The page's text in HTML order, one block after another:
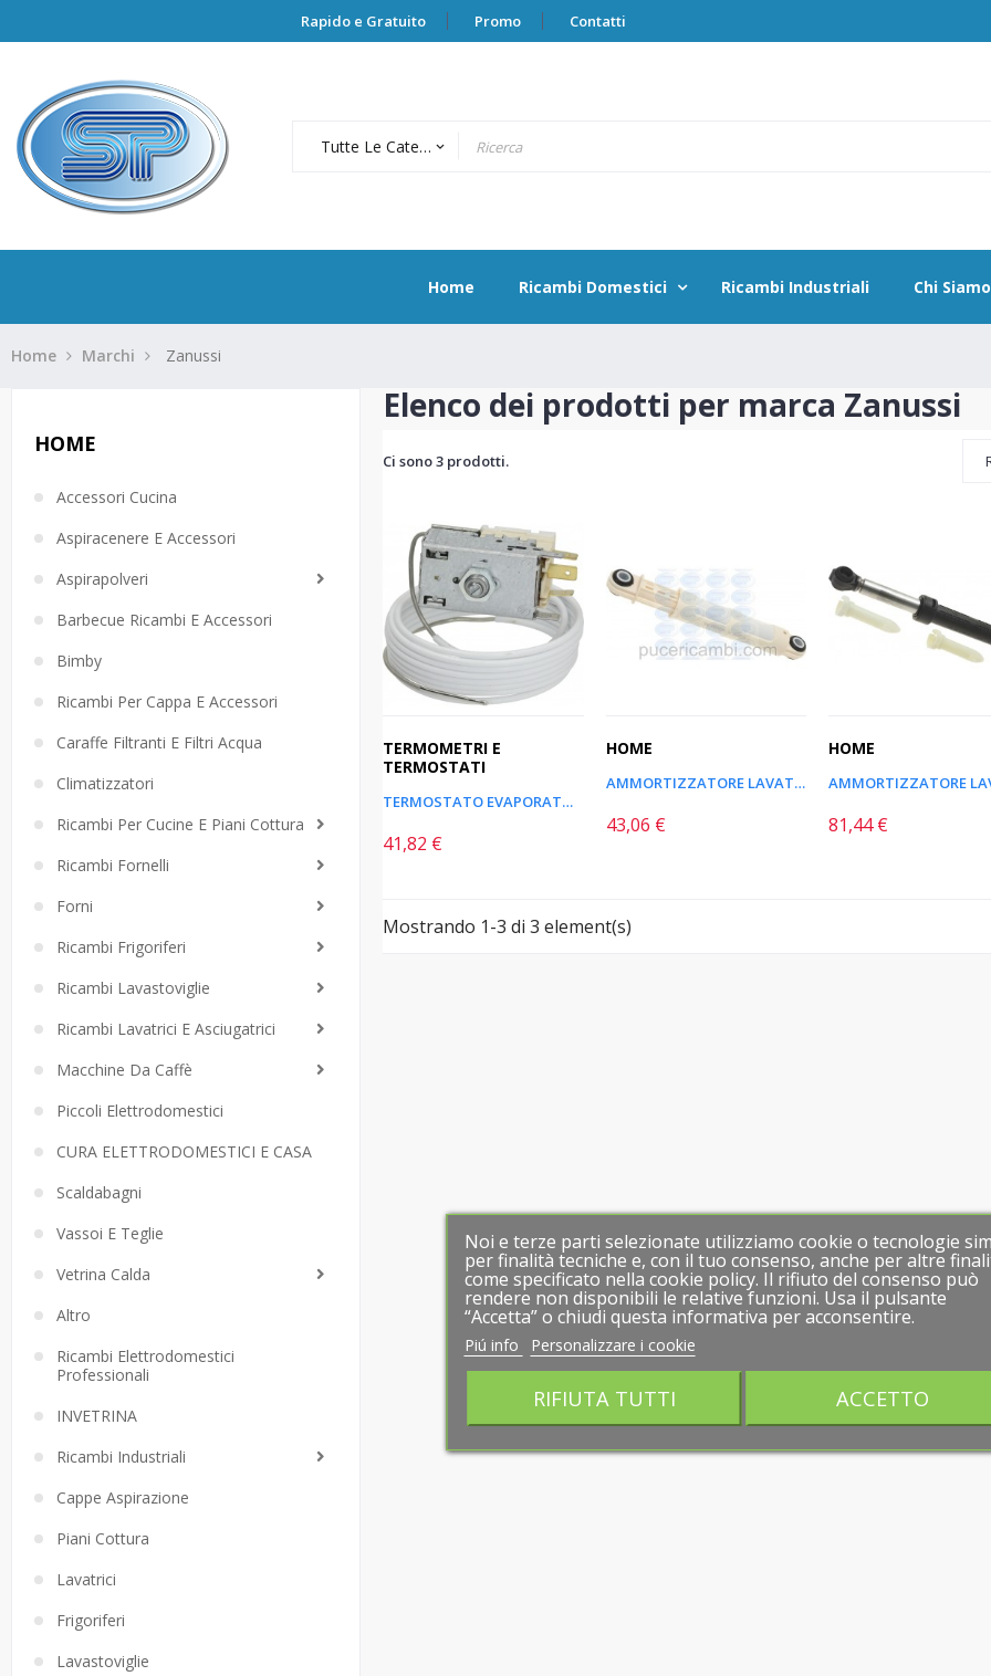
Rapido e Gratuito Promo Contatti
Tutte Le Categorie keyboard_arrow_down
Home Ricambi Domestici Ricambi Industriali Chi Siamo
Home Marchi Zanussi
HOME
Accessori Cucina
Aspiracenere E Accessori
Aspirapolveri
Barbecue Ricambi E Accessori
Bimby
Ricambi Per Cappa E Accessori
Caraffe Filtranti E Filtri Acqua
Climatizzatori
Ricambi Per Cucine E Piani Cottura
Ricambi Fornelli
Forni
Ricambi Frigoriferi
Ricambi Lavastoviglie
Ricambi Lavatrici E Asciugatrici
Macchine Da Caffè
Piccoli Elettrodomestici
CURA ELETTRODOMESTICI E CASA
Scaldabagni
Vassoi E Teglie
Vetrina Calda
Altro
Ricambi Elettrodomestici
Professionali
INVETRINA
Ricambi Industriali
Cappe Aspirazione
Piani Cottura
Lavatrici
Frigoriferi
Lavastoviglie
Elenco dei prodotti per marca Zanussi
Ci sono 3 prodotti.
TERMOMETRI E
TERMOSTATI
TERMOSTATO EVAPORATORE K22...
Prezzo
41,82 €
HOME
AMMORTIZZATORE LAVATRICE...
Prezzo
43,06 €
HOME
Prezzo
81,44 €
Mostrando 1-3 di 3 element(s)
Noi e terze parti selezionate utilizziamo cookie o tecnologie
per finalità tecniche e, con il tuo consenso, anche per altre
come specificato nella cookie policy. Il rifiuto del consenso può
rendere non disponibili le relative funzioni. Usa il pulsante
“Accetta” o chiudi questa informativa per acconsentire.
Piú info Personalizzare i cookie
RIFIUTA TUTTI ACCETTO
Noi e terze parti selezionate utilizziamo cookie o tecnologie
per finalità tecniche e, con il tuo consenso, anche per altre
come specificato nella cookie policy. Il rifiuto del consenso può
rendere non disponibili le relative funzioni. Usa il pulsante
“Accetta” o chiudi questa informativa per acconsentire.
Piú info Personalizzare i cookie
RIFIUTA TUTTI ACCETTO